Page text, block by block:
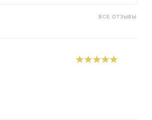
ВСЕ ОТЗЫВЫ